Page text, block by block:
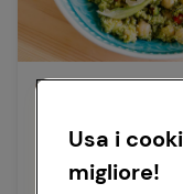
Primi Piatti
15 min Facile
Usa i
migliore!